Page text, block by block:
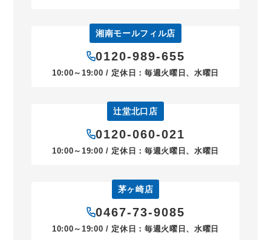
湘南モールフィル店
0120-989-655
10:00～19:00 / 定休日：毎週火曜日、水曜日
辻堂北口店
0120-060-021
10:00～19:00 / 定休日：毎週火曜日、水曜日
茅ヶ崎店
0467-73-9085
10:00～19:00 / 定休日：毎週火曜日、水曜日